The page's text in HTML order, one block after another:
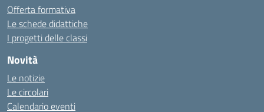
Offerta formativa
Le schede didattiche
I progetti delle classi
Novità
Le notizie
Le circolari
Calendario eventi